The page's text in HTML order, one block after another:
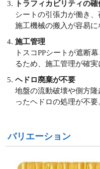
トラフィカビリティの確
シートの引張力が働き、
施工機械の搬入が容易に
施工管理
トスコPPシートが遮断
るため、施工管理が確実
ヘドロ廃棄が不要
地盤の流動破壊や側方
ったヘドロの処理が不要
バリエーション